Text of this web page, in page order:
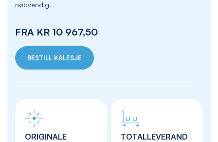
nødvendig.
FRA KR 10 967,50
BESTILL KALESJE
ORIGINALE
TOTALLEVERAND